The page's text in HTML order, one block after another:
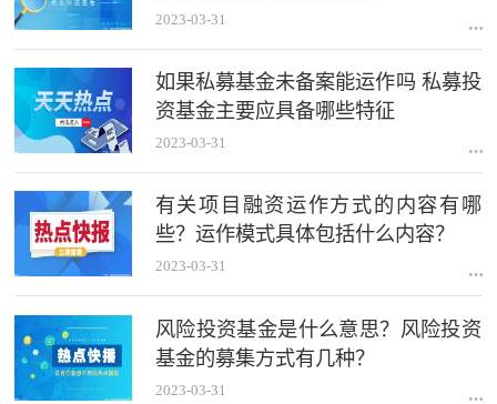
2023-03-31
如果私募基金未备案能运作吗 私募投
资基金主要应具备哪些特征
2023-03-31
有关项目融资运作方式的内容有哪
些？运作模式具体包括什么内容？
2023-03-31
风险投资基金是什么意思？风险投资
基金的募集方式有几种？
2023-03-31